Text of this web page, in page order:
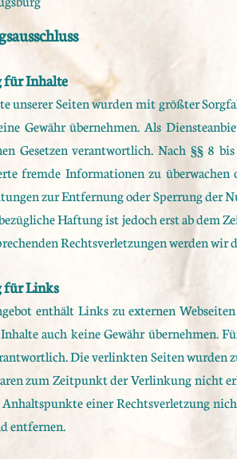
Inhalte
unserer Seiten wurden mit größter
Gewähr übernehmen. Als
Gesetzen verantwortlich. Nach §§ 8
fremde Informationen zu
zur Entfernung oder Sperrung der
Haftung ist jedoch erst ab dem
Rechtsverletzungen werden wir
für Links
enthält Links zu externen
auch keine Gewähr übernehmen.
Die verlinkten Seiten
zum Zeitpunkt der Verlinkung nicht
einer Rechtsverletzung
entfernen.